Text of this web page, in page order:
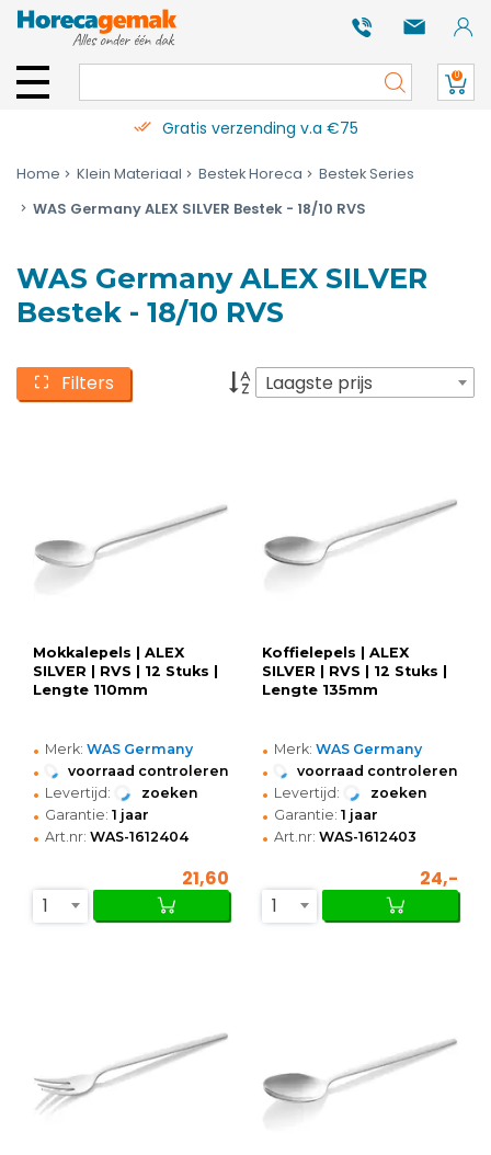
0
Gratis verzending v.a €75
Home Klein Materiaal Bestek Horeca
Bestek Series
WAS Germany ALEX SILVER Bestek - 18/10 RVS
WAS Germany ALEX SILVER
Bestek - 18/10 RVS
Filters Laagste prijs
Mokkalepels | ALEX
SILVER | RVS | 12 Stuks |
Lengte 110mm
• Merk: WAS Germany
• voorraad controleren
• Levertijd: zoeken
• Garantie: 1 jaar
• Art.nr: WAS-1612404
21,60
1
Koffielepels | ALEX
SILVER | RVS | 12 Stuks |
Lengte 135mm
• Merk: WAS Germany
• voorraad controleren
• Levertijd: zoeken
• Garantie: 1 jaar
• Art.nr: WAS-1612403
24,-
1